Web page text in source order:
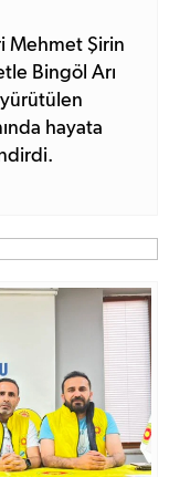
Mehmet Şirin
Bingöl Arı
hayata